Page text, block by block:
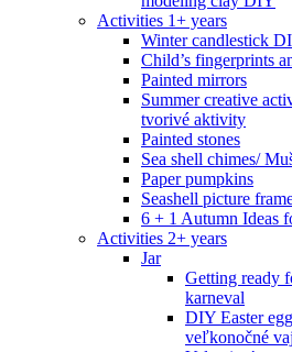
Activities 1+ years
Winter candlestick
Child’s fingerprints
Painted mirrors
Summer creative
tvorivé aktivity
Painted stones
Sea shell chimes/
Paper pumpkins
Seashell picture
6 + 1 Autumn Ideas
Activities 2+ years
Jar
Getting ready
karneval
DIY Easter
veľkonočné